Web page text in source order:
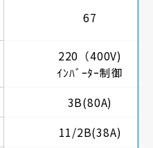
67
220（400V)
ｲﾝﾊﾞｰﾀｰ制御
3B(80A)
11/2B(38A)